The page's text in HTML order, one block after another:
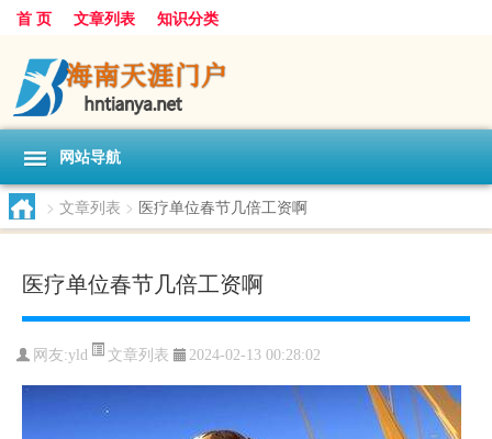
首 页 文章列表 知识分类
网站导航
> 文章列表 > 医疗单位春节几倍工资啊
医疗单位春节几倍工资啊
网友:yld 文章列表 2024-02-13 00:28:02